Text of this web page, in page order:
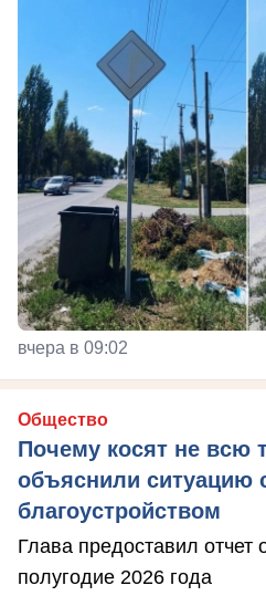
вчера в 09:02
Общество
Почему косят не всю
объяснили ситуацию
благоустройством
Глава предоставил отчет
полугодие 2026 года